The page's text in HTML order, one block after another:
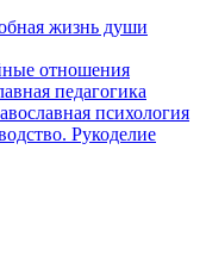
жизнь души
отношения
педагогика
психология
Рукоделие